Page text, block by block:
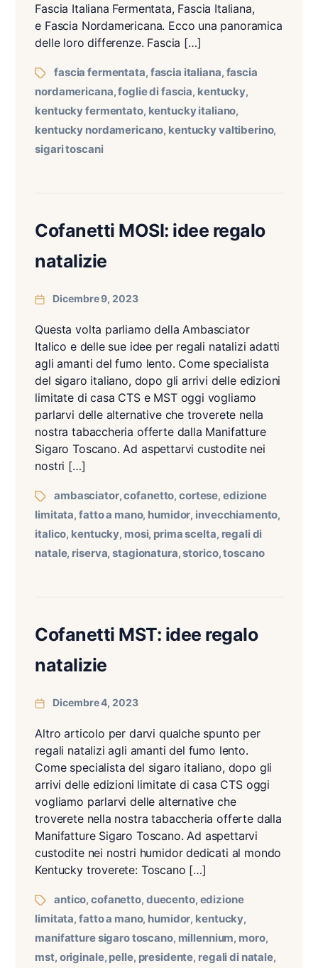
Fascia Italiana Fermentata, Fascia Italiana,
e Fascia Nordamericana. Ecco una panoramica
delle loro differenze. Fascia […]
fascia fermentata, fascia italiana, fascia
nordamericana,foglie di fascia, kentucky,
kentucky fermentato, kentucky italiano,
kentucky nordamericano, kentucky valtiberino,
sigari toscani
Cofanetti MOSI: idee regalo
natalizie
Dicembre 9, 2023
Questa volta parliamo della Ambasciator
Italico e delle sue idee per regali natalizi adatti
agli amanti del fumo lento. Come specialista
del sigaro italiano, dopo gli arrivi delle edizioni
limitate di casa CTS e MST oggi vogliamo
parlarvi delle alternative che troverete nella
nostra tabaccheria offerte dalla Manifatture
Sigaro Toscano. Ad aspettarvi custodite nei
nostri […]
ambasciator,cofanetto,cortese,edizione
limitata,fatto a mano, humidor, invecchiamento,
italico, kentucky, mosi, prima scelta, regali di
natale, riserva,stagionatura,storico,toscano
Cofanetti MST: idee regalo
natalizie
Dicembre 4, 2023
Altro articolo per darvi qualche spunto per
regali natalizi agli amanti del fumo lento.
Come specialista del sigaro italiano, dopo gli
arrivi delle edizioni limitate di casa CTS oggi
vogliamo parlarvi delle alternative che
troverete nella nostra tabaccheria offerte dalla
Manifatture Sigaro Toscano. Ad aspettarvi
custodite nei nostri humidor dedicati al mondo
Kentucky troverete: Toscano […]
antico,cofanetto, duecento, edizione
limitata,fatto a mano, humidor, kentucky,
manifatture sigaro toscano, millennium, moro,
mst, originale, pelle, presidente, regali di natale,